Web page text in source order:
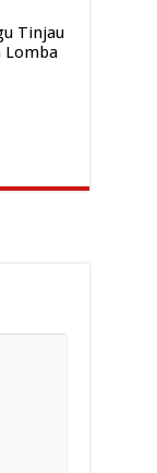
Tinjau
Lomba